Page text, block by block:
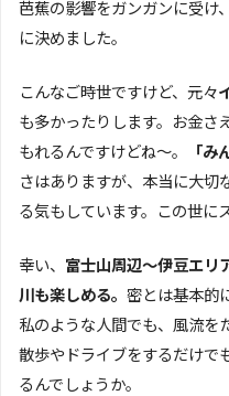
芭蕉の影響をガンガンに受け
に決めました。
こんなご時世ですけど、元々
も多かったりします。お金さ
もれるんですけどね～。
「み
さはありますが、本当に大切
る気もしています。この世に
幸い、 富士山周辺～伊豆エリ
川も楽しめる。 密とは基本的
私のような人間でも、風流を
散歩やドライブをするだけで
るんでしょうか。